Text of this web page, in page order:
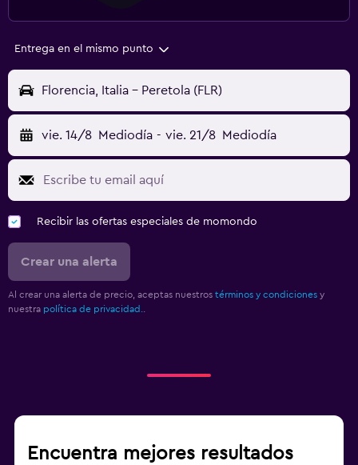
Entrega en el mismo punto
Florencia, Italia - Peretola (FLR)
vie. 14/8 Mediodía - vie. 21/8 Mediodía
Recibir las ofertas especiales de momondo
Crear una alerta
Al crear una alerta de precio, aceptas nuestros términos y condiciones y
nuestra política de privacidad..
Encuentra mejores resultados